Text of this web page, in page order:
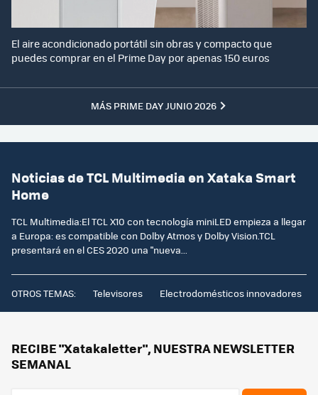
El aire acondicionado portátil sin obras y compacto que
puedes comprar en el Prime Day por apenas 150 euros
MÁS PRIME DAY JUNIO 2026
Noticias de TCL Multimedia en Xataka Smart
Home
TCL Multimedia:El TCL X10 con tecnología miniLED empieza a llegar
a Europa: es compatible con Dolby Atmos y Dolby Vision.TCL
presentará en el CES 2020 una "nueva...
OTROS TEMAS: Televisores Electrodomésticos innovadores
RECIBE "Xatakaletter", NUESTRA NEWSLETTER
SEMANAL